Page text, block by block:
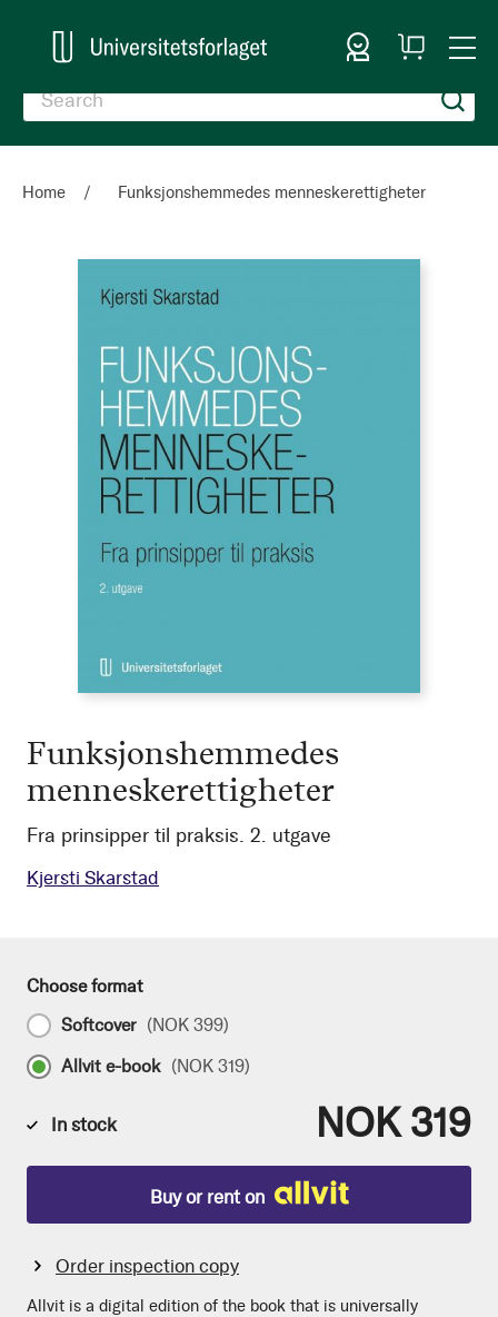
Sign In
My
Cart
Home Funksjonshemmedes menneskerettigheter
Funksjonshemmedes
menneskerettigheter
Fra prinsipper til praksis. 2. utgave
Kjersti Skarstad
Choose format
Softcover (NOK 399)
Allvit e-book (NOK 319)
In stock NOK 319
Buy or rent on
Order inspection copy
Allvit is a digital edition of the book that is universally